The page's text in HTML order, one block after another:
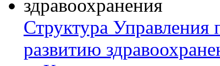
Структура
развитию